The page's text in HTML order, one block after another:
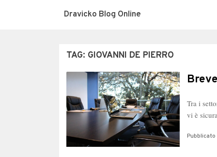
Dravicko Blog Online
TAG: GIOVANNI DE PIERRO
Tra i
vi è
Pubblicato